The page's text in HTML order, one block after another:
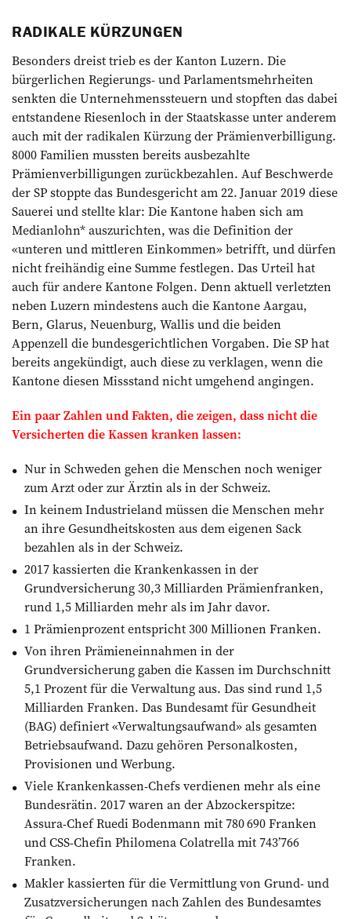
RADIKALE KÜRZUNGEN
Besonders dreist trieb es der Kanton Luzern. Die
bürgerlichen Regierungs- und Parlamentsmehrheiten
senkten die Unternehmenssteuern und stopften das dabei
entstandene Riesenloch in der Staatskasse unter anderem
auch mit der radikalen Kürzung der ­Prämienverbilligung.
8000 Familien mussten bereits ausbezahlte
Prämienverbilligungen zurückbezahlen. Auf Beschwerde
der SP stoppte das Bundesgericht am 22. Januar 2019 diese
Sauerei und stellte klar: Die Kantone haben sich am
Medianlohn* auszurichten, was die Definition der
«unteren und mittleren Einkommen» betrifft, und dürfen
nicht freihändig eine Summe festlegen. Das Urteil hat
auch für andere Kantone Folgen. Denn aktuell verletzten
neben Luzern mindestens auch die Kantone Aargau,
Bern, Glarus, Neuenburg, Wallis und die beiden
Appenzell die bundesgerichtlichen Vorgaben. Die SP hat
bereits angekündigt, auch diese zu verklagen, wenn die
Kantone diesen Missstand nicht umgehend angingen.
Ein paar Zahlen und Fakten, die zeigen, dass nicht die
Versicherten die Kassen kranken lassen:
Nur in Schweden gehen die Menschen noch weniger
zum Arzt oder zur Ärztin als in der Schweiz.
In keinem Industrieland müssen die Menschen mehr
an ihre Gesundheitskosten aus dem eigenen Sack
bezahlen als in der Schweiz.
2017 kassierten die Krankenkassen in der
Grundversicherung 30,3 Milliarden Prämien­franken,
rund 1,5 Milliarden mehr als im Jahr davor.
1 Prämienprozent entspricht 300 Millionen Franken.
Von ihren Prämieneinnahmen in der
Grundversicherung gaben die Kassen im Durchschnitt
5,1 Prozent für die Verwaltung aus. Das sind rund 1,5
Milliarden Franken. Das Bundesamt für Gesundheit
(BAG) definiert «Verwaltungsaufwand» als gesamten
Betriebsaufwand. Dazu gehören Personalkosten,
Provisionen und Werbung.
Viele Krankenkassen-Chefs verdienen mehr als eine
Bundesrätin. 2017 waren an der Abzockerspitze:
Assura-Chef Ruedi Bodenmann mit 780 690 Franken
und CSS-Chefin Philomena Colatrella mit 743’766
Franken.
Makler kassierten für die Vermittlung von Grund- und
Zusatzversicherungen nach Zahlen des Bundesamtes